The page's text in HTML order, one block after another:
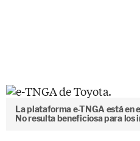
La plataforma e-TNGA está en
No resulta beneficiosa para los